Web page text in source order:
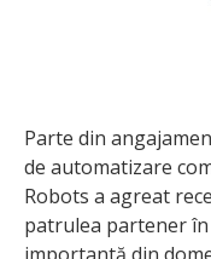
Parte din
de automatizare
Robots a agreat
patrulea partener